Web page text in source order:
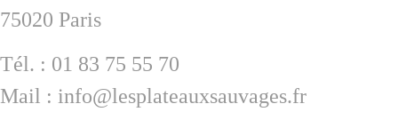
75020 Paris
Tél. : 01 83 75 55 70
Mail : info@lesplateauxsauvages.fr